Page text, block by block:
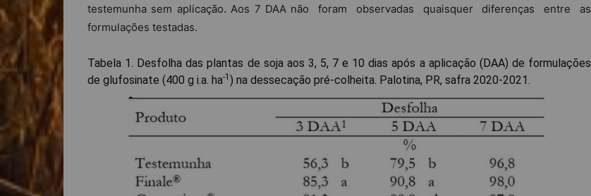
testemunha sem aplicação. Aos 7 DAA não foram observadas quaisquer diferenças entre as
formulações testadas.
Tabela 1. Desfolha das plantas de soja aos 3, 5, 7 e 10 dias após a aplicação (DAA) de formulações
de glufosinate (400 g i.a. ha-1 ) na dessecação pré-colheita. Palotina, PR, safra 2020-2021.